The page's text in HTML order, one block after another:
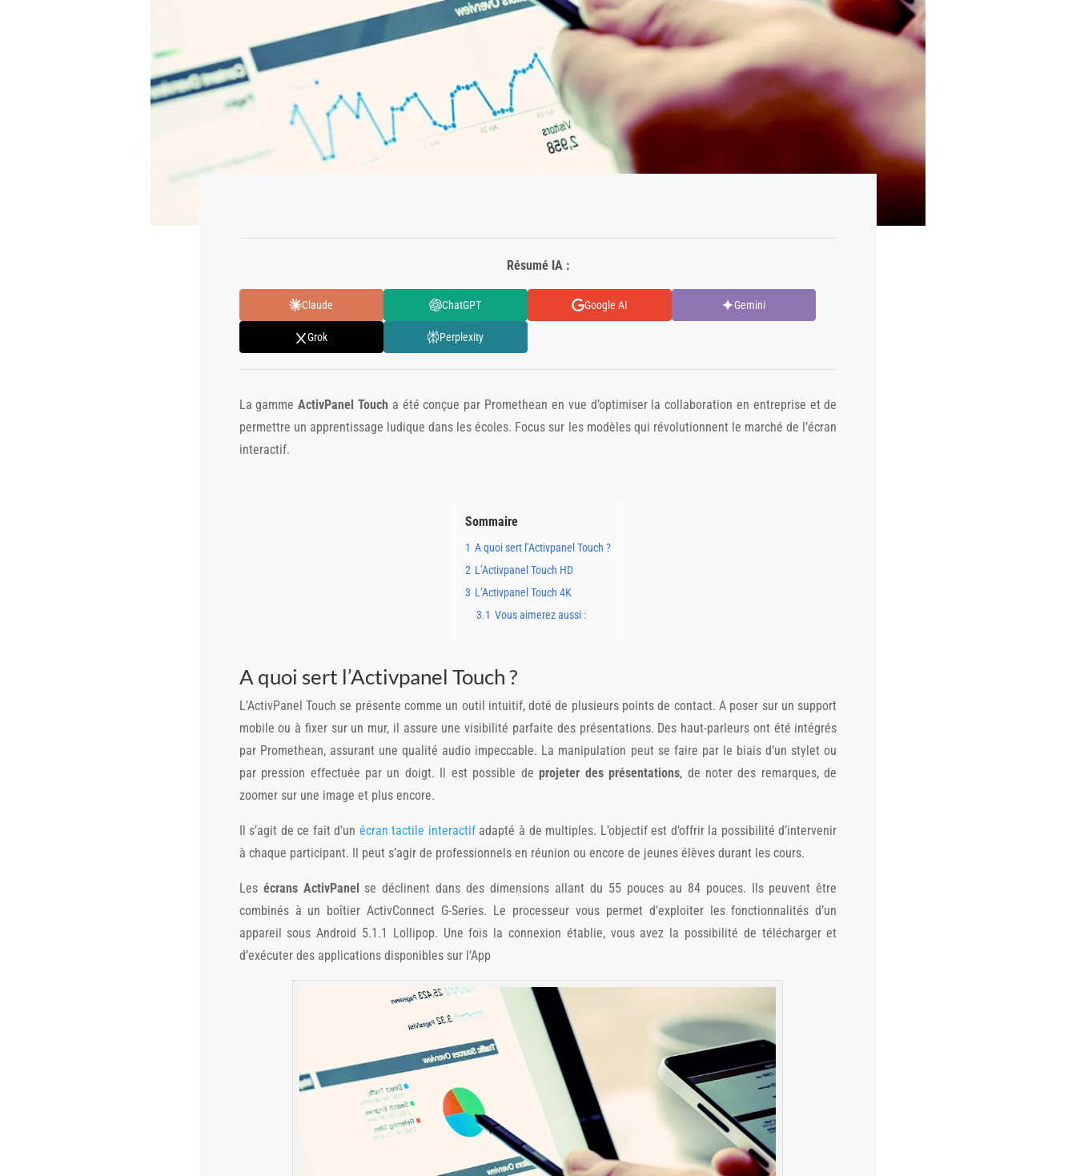
Résumé IA :
Claude ChatGPT Google AI Gemini
Grok Perplexity
La gamme ActivPanel Touch a été conçue par Promethean en vue d’optimiser la collaboration en entreprise et de
permettre un apprentissage ludique dans les écoles. Focus sur les modèles qui révolutionnent le marché de l’écran
interactif.
Sommaire
1 A quoi sert l’Activpanel Touch ?
2 L’Activpanel Touch HD
3 L’Activpanel Touch 4K
3.1 Vous aimerez aussi :
A quoi sert l’Activpanel Touch ?
L’ActivPanel Touch se présente comme un outil intuitif, doté de plusieurs points de contact. A poser sur un support
mobile ou à fixer sur un mur, il assure une visibilité parfaite des présentations. Des haut-parleurs ont été intégrés
par Promethean, assurant une qualité audio impeccable. La manipulation peut se faire par le biais d’un stylet ou
par pression effectuée par un doigt. Il est possible deprojeter des présentations, de noter des remarques, de
zoomer sur une image et plus encore.
Il s’agit de ce fait d’un écran tactile interactifadapté à de multiples. L’objectif est d’offrir la possibilité d’intervenir
à chaque participant. Il peut s’agir de professionnels en réunion ou encore de jeunes élèves durant les cours.
Les écrans ActivPanel se déclinent dans des dimensions allant du 55 pouces au 84 pouces. Ils peuvent être
combinés à un boîtier ActivConnect G-Series. Le processeur vous permet d’exploiter les fonctionnalités d’un
appareil sous Android 5.1.1 Lollipop. Une fois la connexion établie, vous avez la possibilité de télécharger et
d’exécuter des applications disponibles sur l’App